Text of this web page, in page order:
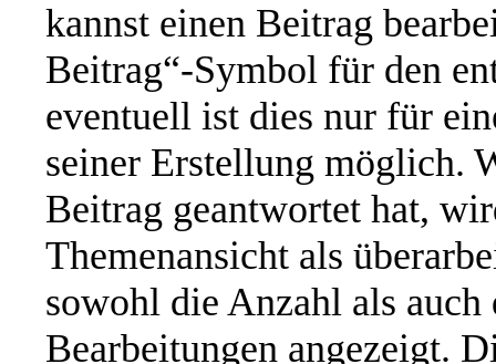
kannst einen Beitrag
Beitrag“-Symbol für den
eventuell ist dies nur für
seiner Erstellung möglich.
Beitrag geantwortet hat,
Themenansicht als
sowohl die Anzahl als
Bearbeitungen angezeigt.